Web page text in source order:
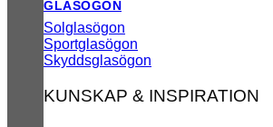
GLASÖGON
Solglasögon
Sportglasögon
Skyddsglasögon
KUNSKAP & INSPIRATION